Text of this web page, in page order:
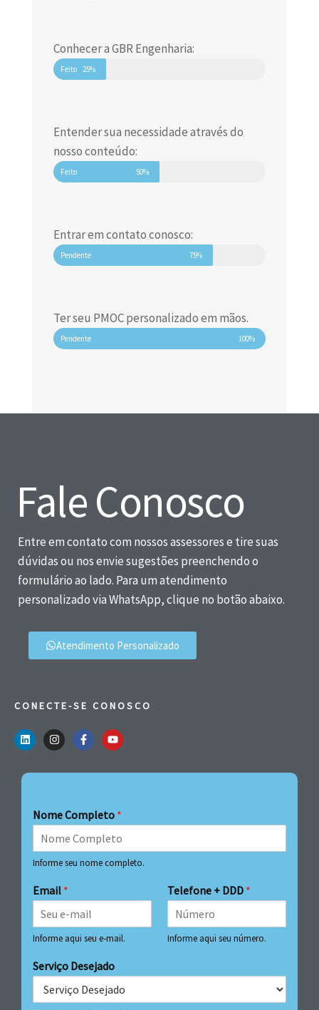
Conhecer a GBR Engenharia:
Feito 25%
Entender sua necessidade através do
nosso conteúdo:
Feito 50%
Entrar em contato conosco:
Pendente 75%
Ter seu PMOC personalizado em mãos.
Pendente 100%
Fale Conosco
Entre em contato com nossos assessores e tire suas
dúvidas ou nos envie sugestões preenchendo o
formulário ao lado. Para um atendimento
personalizado via WhatsApp, clique no botão abaixo.
Atendimento Personalizado
CONECTE-SE CONOSCO
Nome Completo *
Informe seu nome completo.
Email *
Informe aqui seu e-mail.
Telefone + DDD *
Informe aqui seu número.
Serviço Desejado